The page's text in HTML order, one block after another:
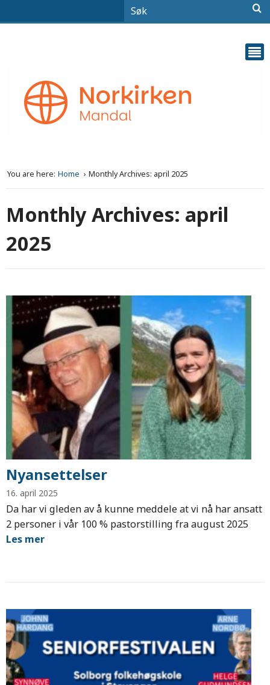
You are here: Home Monthly Archives: april 2025
Monthly Archives: april
2025
Nyansettelser
16. april 2025
Da har vi gleden av å kunne meddele at vi nå har ansatt
2 personer i vår 100 % pastorstilling fra august 2025
Les mer